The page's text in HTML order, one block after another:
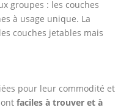
groupes : les couches
à usage unique. La
couches jetables mais
pour leur commodité et
faciles à trouver et à